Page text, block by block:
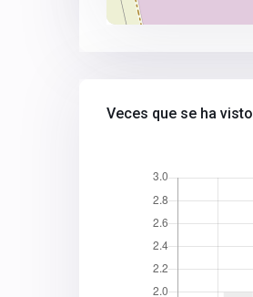
Veces que se ha visto